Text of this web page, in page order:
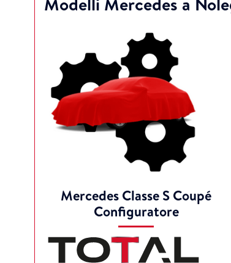
Mercedes Classe S Coupé
Configuratore